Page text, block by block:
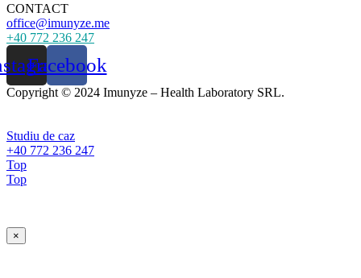
CONTACT
office@imunyze.me
+40 772 236 247
Facebook
Copyright © 2024 Imunyze – Health Laboratory SRL.
Studiu de caz
+40 772 236 247
Top
Top
×